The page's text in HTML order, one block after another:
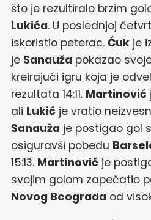
što je rezultiralo brzim
Lukića. U poslednjoj
iskoristio peterac. Ćuk je
je Sanauža pokazao
kreirajući igru koja je
rezultata 14:11. Martinović
ali Lukić je vratio
Sanauža je postigao gol
osiguravši pobedu
15:13. Martinović je
svojim golom zapečatio
Novog Beograda od